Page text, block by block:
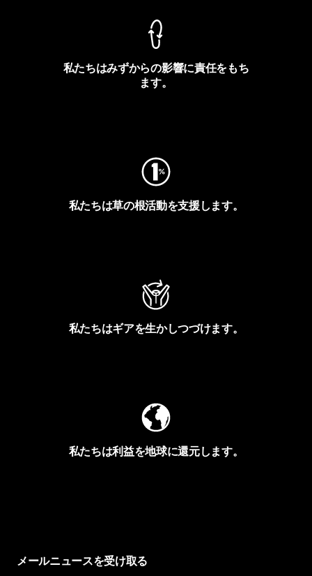
私たちはみずからの影響に責任をもち
ます。
私たちは草の根活動を支援します。
私たちはギアを生かしつづけます。
私たちは利益を地球に還元します。
メールニュースを受け取る